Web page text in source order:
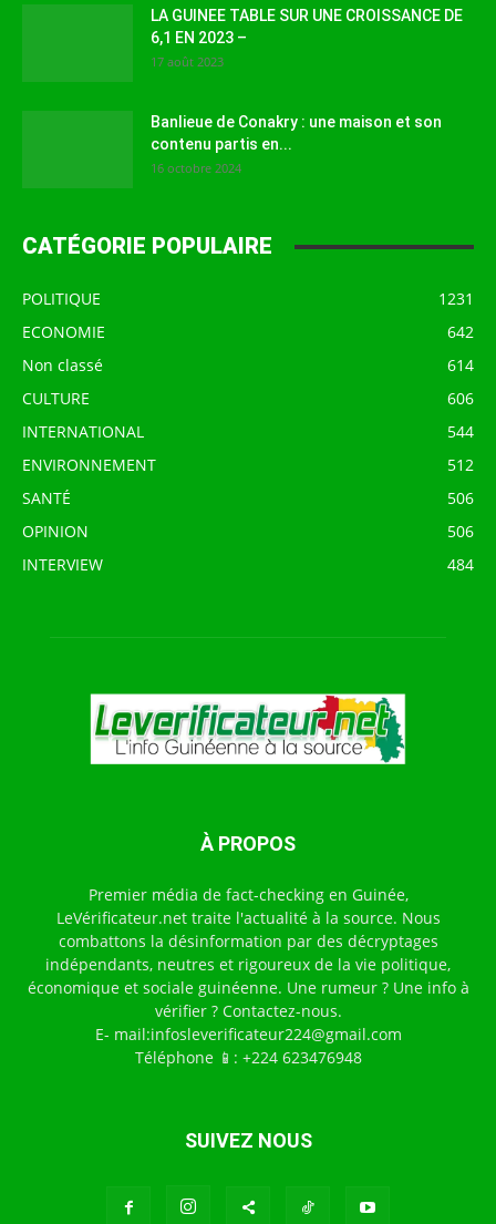
LA GUINEE TABLE SUR UNE CROISSANCE DE
6,1 EN 2023 –
17 août 2023
Banlieue de Conakry : une maison et son
contenu partis en...
16 octobre 2024
CATÉGORIE POPULAIRE
POLITIQUE
1231
ECONOMIE
642
Non classé
614
CULTURE
606
INTERNATIONAL
544
ENVIRONNEMENT
512
SANTÉ
506
OPINION
506
INTERVIEW
484
À PROPOS
Premier média de fact-checking en Guinée,
LeVérificateur.net traite l'actualité à la source. Nous
combattons la désinformation par des décryptages
indépendants, neutres et rigoureux de la vie politique,
économique et sociale guinéenne. Une rumeur ? Une info à
vérifier ? Contactez-nous.
E- mail:infosleverificateur224@gmail.com
Téléphone 📱: +224 623476948
SUIVEZ NOUS